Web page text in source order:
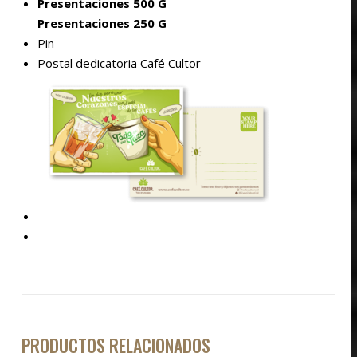
Presentaciones 250 G
Pin
Postal dedicatoria Café Cultor
PRODUCTOS RELACIONADOS